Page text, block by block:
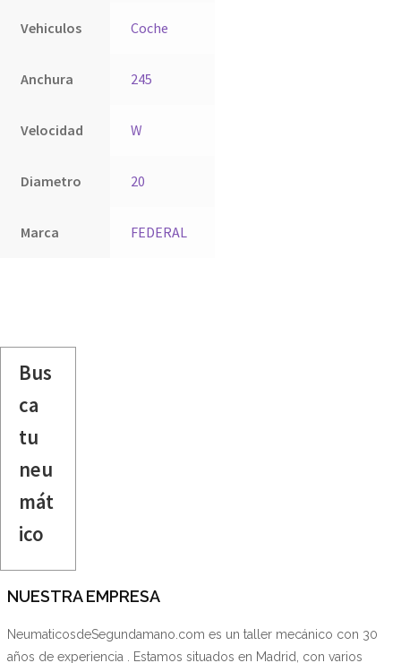
Vehiculos Coche
Anchura 245
Velocidad W
Diametro 20
Marca FEDERAL
Bus
ca
tu
neu
mát
ico
NUESTRA EMPRESA
NeumaticosdeSegundamano.com es un taller mecánico con 30
años de experiencia . Estamos situados en Madrid, con varios